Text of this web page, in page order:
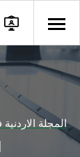
المجلة